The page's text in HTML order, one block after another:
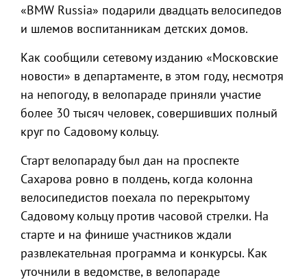
«BMW Russia» подарили двадцать велосипедов
и шлемов воспитанникам детских домов.
Как сообщили сетевому изданию «Московские
новости» в департаменте, в этом году, несмотря
на непогоду, в велопараде приняли участие
более 30 тысяч человек, совершивших полный
круг по Садовому кольцу.
Старт велопараду был дан на проспекте
Сахарова ровно в полдень, когда колонна
велосипедистов поехала по перекрытому
Садовому кольцу против часовой стрелки. На
старте и на финише участников ждали
развлекательная программа и конкурсы. Как
уточнили в ведомстве, в велопараде